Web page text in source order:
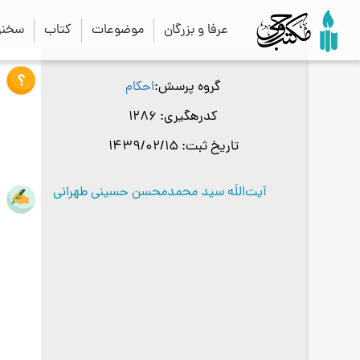
عرفا و بزرگان موضوعات کتاب
گروه پرسش احکام
کدرهگیری
تاریخ ثبت
آیت‌اللَه سید محمدمحسن حسینی طهرانی